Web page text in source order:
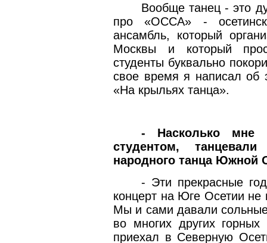
Вообще танец - это
про «ОССА» -
ансамбль, который
Москвы и который
студенты буквально
свое время я написал об
«На крыльях танца».
- Насколько мне
студентом,
народного танца Южной
- Эти прекрасные
концерт на Юге Осетии не
Мы и сами давали
во многих других
приехал в Северную